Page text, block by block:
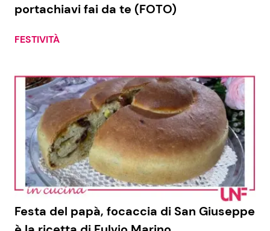
portachiavi fai da te (FOTO)
FESTIVITÀ
Festa del papà, focaccia di San Giuseppe